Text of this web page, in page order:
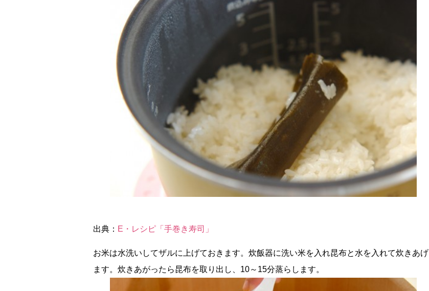
出典： E・レシピ「手巻き寿司」
お米は水洗いしてザルに上げておきます。炊飯器に洗い米を入れ昆布と水を入れて炊きあげ
ます。炊きあがったら昆布を取り出し、10～15分蒸らします。